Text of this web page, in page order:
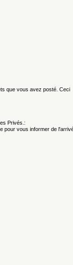
que vous avez posté. Ceci
Privés.:
pour vous informer de